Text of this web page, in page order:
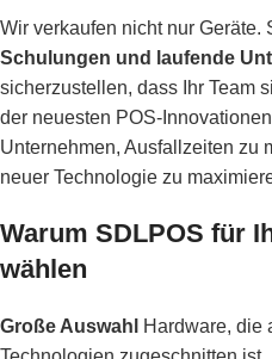
Wir verkaufen nicht nur Geräte.
Schulungen und laufende
sicherzustellen, dass Ihr Team
der neuesten POS-
Unternehmen, Ausfallzeiten zu
neuer Technologie zu
Warum SDLPOS für
wählen
Große Auswahl
Hardware, die